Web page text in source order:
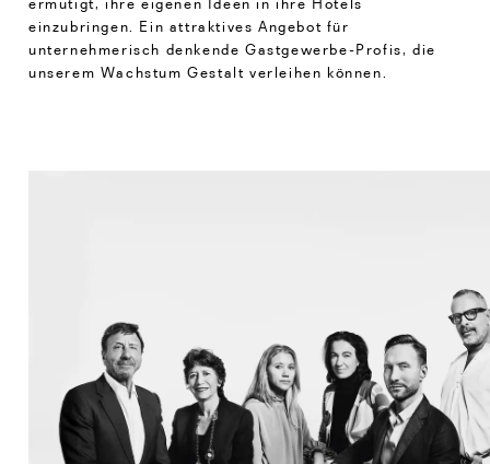
ermutigt, ihre eigenen Ideen in ihre Hotels
einzubringen. Ein attraktives Angebot für
unternehmerisch denkende Gastgewerbe-Profis, die
unserem Wachstum Gestalt verleihen können.